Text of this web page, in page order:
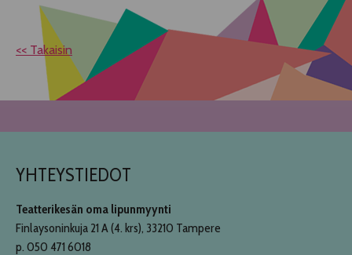
<< Takaisin
YHTEYSTIEDOT
Teatterikesän oma lipunmyynti
Finlaysoninkuja 21 A (4. krs), 33210 Tampere
p. 050 471 6018